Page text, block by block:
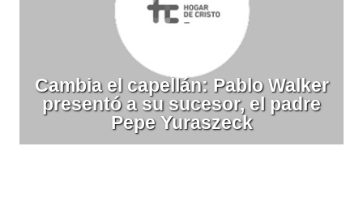
Cambia el capellán: Pablo Walker
presentó a su sucesor, el padre
Pepe Yuraszeck